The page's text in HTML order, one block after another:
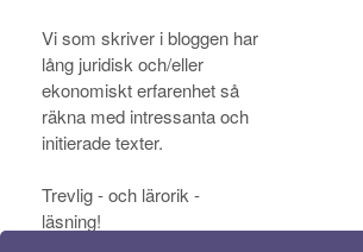
Vi som skriver i bloggen har
lång juridisk och/eller
ekonomiskt erfarenhet så
räkna med intressanta och
initierade texter.
Trevlig - och lärorik -
läsning!